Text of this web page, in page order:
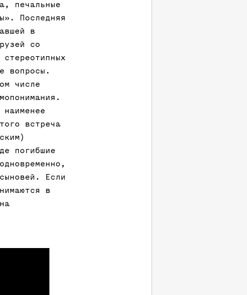
печальные
Последняя
в
со
вопросы.
числе
встреча
погибшие
Если
в